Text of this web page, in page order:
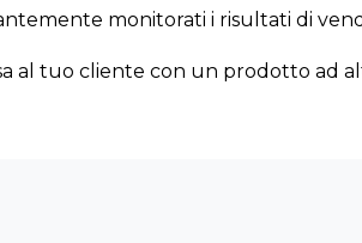
monitorati i risultati di
al tuo cliente con un prodotto ad